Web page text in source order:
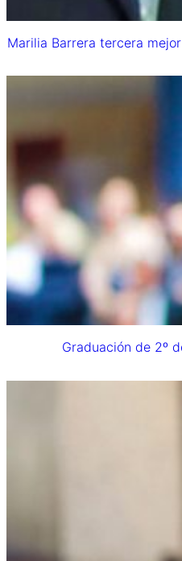
Marilia Barrera tercera
Graduación de 2º